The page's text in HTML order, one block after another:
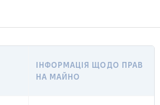
ІНФОРМАЦІЯ ЩОДО ПРАВ
НА МАЙНО